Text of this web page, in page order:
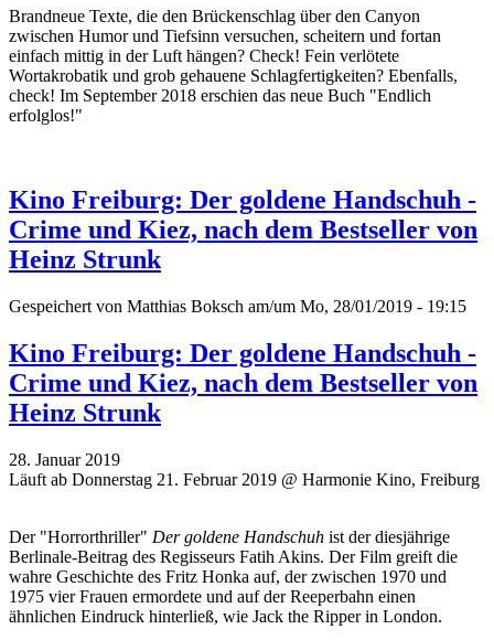
Brandneue Texte, die den Brückenschlag über den Canyon
zwischen Humor und Tiefsinn versuchen, scheitern und fortan
einfach mittig in der Luft hängen? Check! Fein verlötete
Wortakrobatik und grob gehauene Schlagfertigkeiten? Ebenfalls,
check! Im September 2018 erschien das neue Buch "Endlich
erfolglos!"
Kino Freiburg: Der goldene Handschuh -
Crime und Kiez, nach dem Bestseller von
Heinz Strunk
Gespeichert von Matthias Boksch am/um Mo, 28/01/2019 - 19:15
Kino Freiburg: Der goldene Handschuh -
Crime und Kiez, nach dem Bestseller von
Heinz Strunk
28. Januar 2019
Läuft ab Donnerstag 21. Februar 2019 @ Harmonie Kino, Freiburg
Der "Horrorthriller" Der goldene Handschuh ist der diesjährige
Berlinale-Beitrag des Regisseurs Fatih Akins. Der Film greift die
wahre Geschichte des Fritz Honka auf, der zwischen 1970 und
1975 vier Frauen ermordete und auf der Reeperbahn einen
ähnlichen Eindruck hinterließ, wie Jack the Ripper in London.